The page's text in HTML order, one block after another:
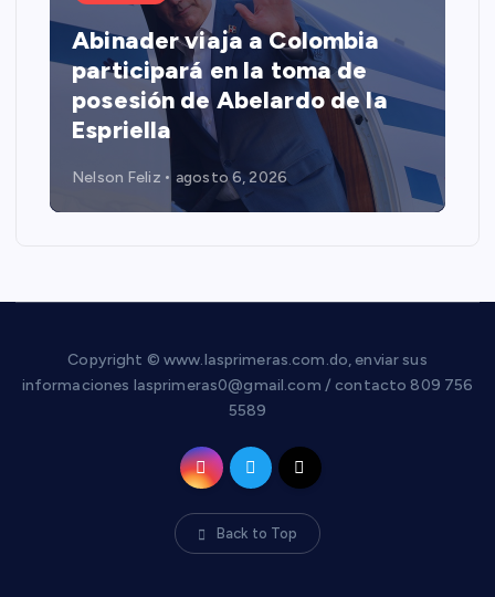
Abinader viaja a Colombia
participará en la toma de
posesión de Abelardo de la
Espriella
Nelson Feliz agosto 6, 2026
Copyright © www.lasprimeras.com.do, enviar sus
informaciones lasprimeras0@gmail.com / contacto 809 756
5589
Back to Top